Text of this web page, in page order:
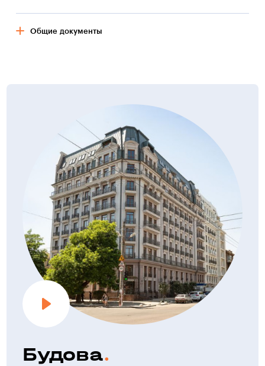
бесшумными лифтами нового поколения.
лифтов, грузоподъемностью 1000 кг и два 630 кг.
— Входные двери — бронированные, утепленные,
Общие документы
Будова